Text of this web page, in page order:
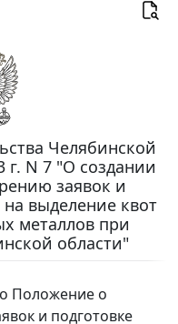
Челябинской
г. N 7 "О создании
заявок и
выделение квот
металлов при
области"
Положение о
и подготовке